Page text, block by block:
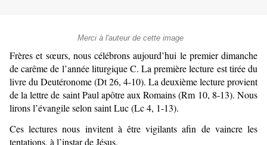
Merci à l'auteur de cette image
Frères et sœurs, nous célébrons aujourd’hui le premier dimanche
de carême de l’année liturgique C. La première lecture est tirée du
livre du Deutéronome (Dt 26, 4-10). La deuxième lecture provient
de la lettre de saint Paul apôtre aux Romains (Rm 10, 8-13). Nous
lirons l’évangile selon saint Luc (Lc 4, 1-13).
Ces lectures nous invitent à être vigilants afin de vaincre les
tentations, à l’instar de Jésus.